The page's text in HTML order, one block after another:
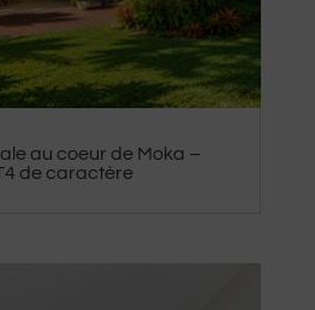
au coeur de Moka –
de caractère